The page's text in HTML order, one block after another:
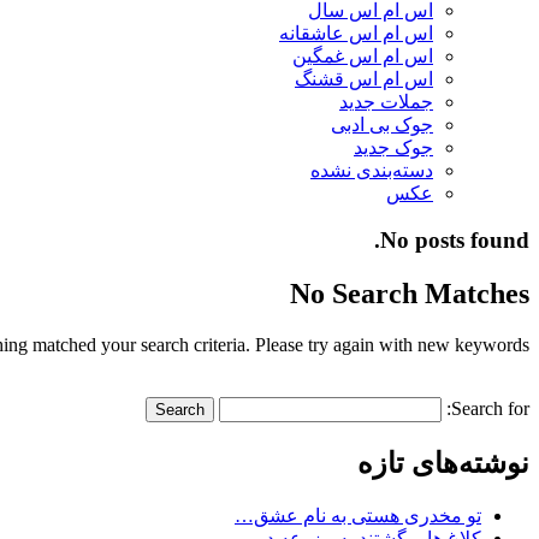
اس ام اس سال
اس ام اس عاشقانه
اس ام اس غمگین
اس ام اس قشنگ
جملات جدید
جوک بی ادبی
جوک جدید
دسته‌بندی نشده
عکس
No posts found.
No Search Matches
matched your search criteria. Please try again with new keywords.
Search for:
نوشته‌های تازه
تو مخدری هستی به نام عشق…